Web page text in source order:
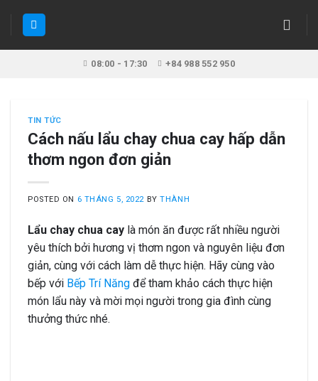
08:00 - 17:30 +84 988 552 950
TIN TỨC
Cách nấu lẩu chay chua cay hấp dẫn
thơm ngon đơn giản
POSTED ON 6 THÁNG 5, 2022 BYTHÀNH
Lẩu chay chua cay là món ăn được rất nhiều người
yêu thích bởi hương vị thơm ngon và nguyên liệu đơn
giản, cùng với cách làm dễ thực hiện. Hãy cùng vào
bếp với Bếp Trí Năng để tham khảo cách thực hiện
món lẩu này và mời mọi người trong gia đình cùng
thưởng thức nhé.